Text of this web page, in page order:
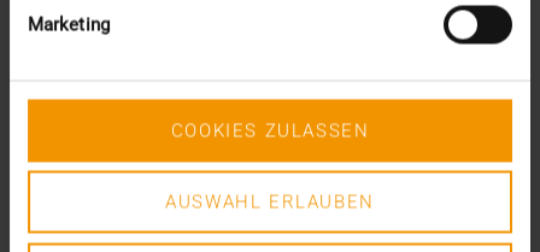
Marketing
COOKIES ZULASSEN
AUSWAHL ERLAUBEN
janvier (4)
décembre (2)
novembre (5)
août (1)
juin (4)
mai (5)